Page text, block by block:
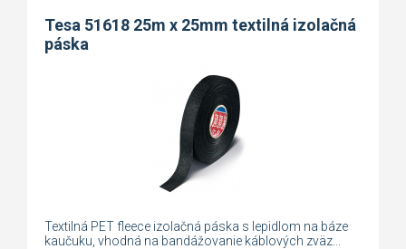
Tesa 51618 25m x 25mm textilná izolačná
páska
Textilná PET fleece izolačná páska s lepidlom na báze
kaučuku, vhodná na bandážovanie káblových zväz...